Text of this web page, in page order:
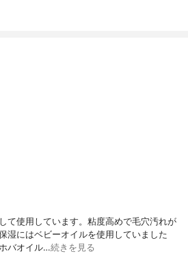
て使用しています。粘度高めで毛穴汚れが
湿にはベビーオイルを使用していました
バオイル…続きを見る